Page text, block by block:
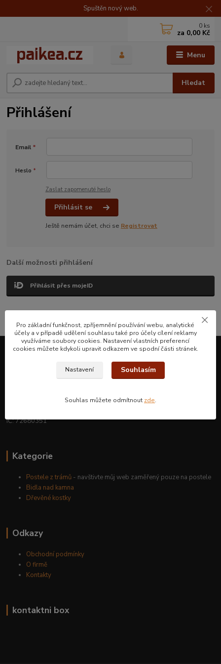
Spuštěn nový web.
Menu
Hledat
0 ks
za 0,00 Kč
Přihlášení
Email *
Heslo *
Zaslat zapomenuté heslo
Přihlásit se
Ještě nemám účet, chci se Registrovat
Další možnosti přihlášení
Přihlásit přes mojeID
Nejsem plátcem DPH
IČ: 72680351
Kategorie
Postele z trámů - navštivte můj web zaměřený pouze na postele
Bidla nad kamna
Dřevěné kostky
Odkazy
Obchodní podmínky
O firmě
Kontakty
kontaktni box
Pro základní funkčnost, zpříjemnění používání webu, analytické
účely a v případě udělení souhlasu také pro účely cílení reklamy
využíváme soubory cookies. Nastavení vlastních preferencí
cookies můžete kdykoli upravit odkazem ve spodní části stránek.
Nastavení Souhlasím
Souhlas můžete odmítnout zde.